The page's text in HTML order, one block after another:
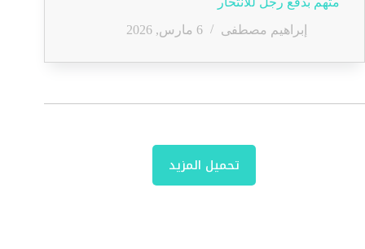
إبراهيم مصطفى
6 مارس, 2026
تحميل المزيد